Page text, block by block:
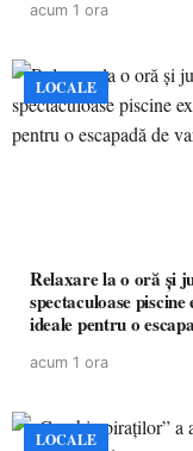
acum 1 ora
LOCALE
Relaxare la o oră și
spectaculoase
ideale pentru o
acum 1 ora
LOCALE